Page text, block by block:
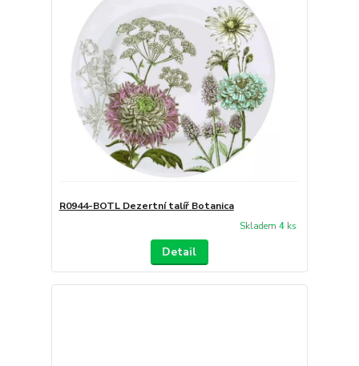
R0944-BOTL Dezertní talíř Botanica
Skladem 4 ks
Detail